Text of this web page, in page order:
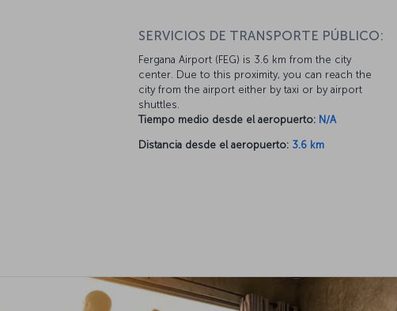
SERVICIOS DE TRANSPORTE PÚBLICO:
Fergana Airport (FEG) is 3.6 km from the city
center. Due to this proximity, you can reach the
city from the airport either by taxi or by airport
shuttles.
Tiempo medio desde el aeropuerto: N/A
Distancia desde el aeropuerto: 3.6 km